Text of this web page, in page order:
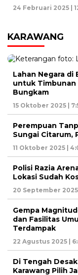
24 Februari 2025 |
KARAWANG
Lahan Negara di
untuk Timbunan
Bungkam
15 Oktober 2025 |
Perempuan
Sungai Citarum,
11 Oktober 2025 |
Polisi Razia
Lokasi Sudah
20 September
Gempa
dan Fasilitas
Terdampak
22 Agustus 2025 |
Di Tengah
Karawang Pilih